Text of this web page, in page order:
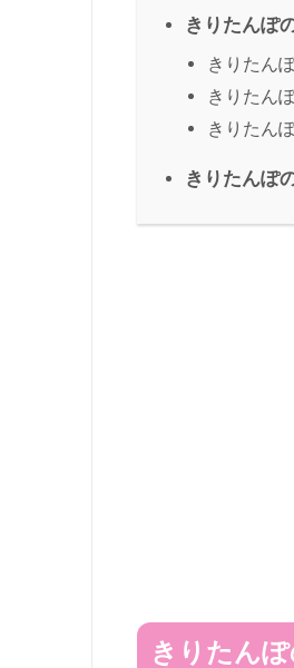
きりたんぽ
きりたん
きりたん
きりたん
きりたんぽ
きりたん